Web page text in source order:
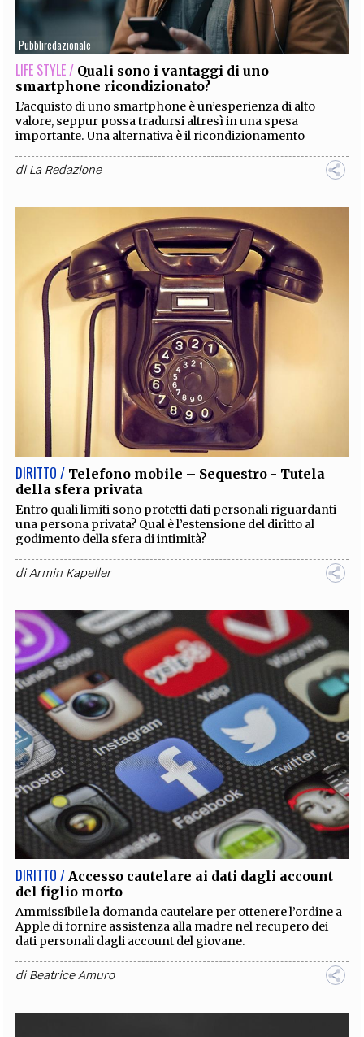
EXTRA
CODICI RUBRICHE LIBRI PROCEEDINGS PUBBLICITÀ CONTATTI
SOCIAL MEDIA
Pubbliredazionale
LIFE STYLE / Quali sono i vantaggi di uno
smartphone ricondizionato?
L’acquisto di uno smartphone è un’esperienza di alto
valore, seppur possa tradursi altresì in una spesa
importante. Una alternativa è il ricondizionamento
diLa Redazione
DIRITTO / Telefono mobile – Sequestro - Tutela
della sfera privata
Entro quali limiti sono protetti dati personali riguardanti
una persona privata? Qual è l’estensione del diritto al
godimento della sfera di intimità?
diArmin Kapeller
DIRITTO / Accesso cautelare ai dati dagli account
del figlio morto
Ammissibile la domanda cautelare per ottenere l’ordine a
Apple di fornire assistenza alla madre nel recupero dei
dati personali dagli account del giovane.
diBeatrice Amuro